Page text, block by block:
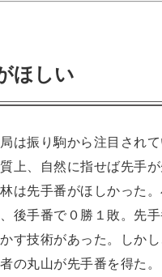
ほしい
は振り駒から注目され
上、自然に指せば先手
は先手番がほしかった
、後手番で０勝１敗。先
す技術があった。しか
者の丸山が先手番を得た。